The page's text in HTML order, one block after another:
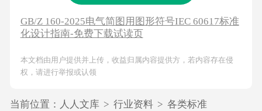
GB/Z 160-2025电气简图用图形符号IEC 60617标准
化设计指南-免费下载试读页
本文档由用户提供并上传，收益归属内容提供方，若内容存在侵
权，请进行举报或认领
当前位置： 人人文库 > 行业资料 > 各类标准